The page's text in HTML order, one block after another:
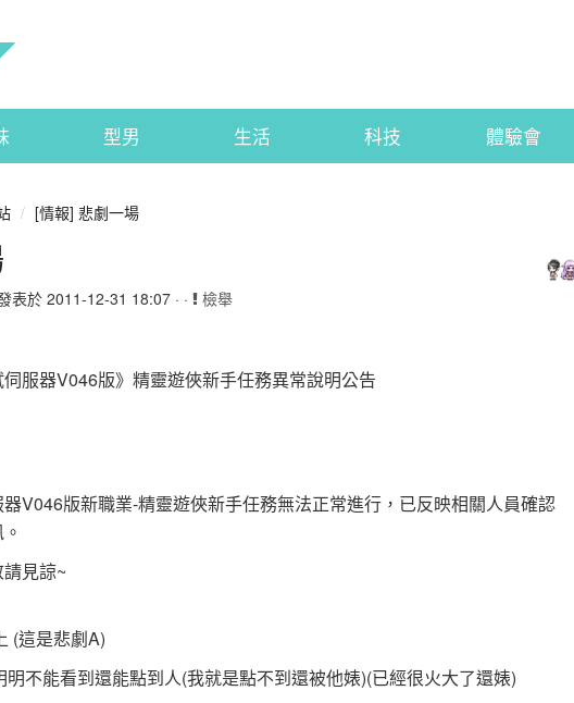
型男 生活 科技 體驗會
/ [情報] 悲劇一場
表於 2011-12-31 18:07 · · 檢舉
服器V046版》精靈遊俠新手任務異常說明公告
V046版新職業-精靈遊俠新手任務無法正常進行，已反映相關人員確認
見諒~
(這是悲劇A)
不能看到還能點到人(我就是點不到還被他婊)(已經很火大了還婊)